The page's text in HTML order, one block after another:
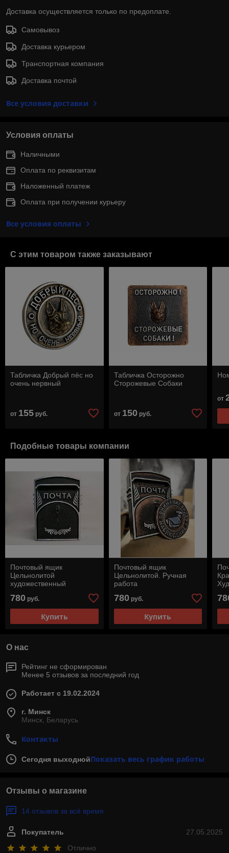
Доставка осуществляется только по предоплате.
Самовывоз
Доставка курьером
Транспортная компания
Доставка почтой
Все условия доставки
Условия оплаты
Наличными
Оплата по реквизитам
Наложенный платеж
Оплата при получении курьеру
Все условия оплаты
С этим товаром также заказывают
Табличка Добрый пёс но
очень нервный
от 155 руб.
Табличка Осторожно
Сторожевые Собаки
от 150руб.
от
Подобные товары компании
Почтовый ящик
Цельнолитой
художественный
780 руб.
Купить
Почтовый ящик
Цельнолитой. Ручная
работа
780руб.
Купить
О нас
Рейтинг не сформирован
Менее 5 отзывов за последний год
Работает с 19.02.2024
г. Минск
Минск, Беларусь
Контакты
Сегодня выходнойПоказать весь график работы
Отзывы о магазине
14 отзывов за всё время
27.05.2025
Покупатель
Отлично